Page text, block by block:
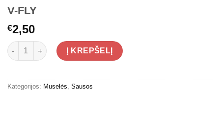
V-FLY
€2,50
produkto kiekis: V-FLY
Į KREPŠELĮ
Kategorijos: Muselės Sausos